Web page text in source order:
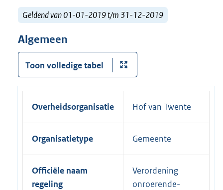
Geldend van 01-01-2019 t/m 31-12-2019
Algemeen
Toon volledige tabel
Overheidsorganisatie Hof van Twente
Organisatietype Gemeente
Officiële naam
regeling
Verordening
onroerende-